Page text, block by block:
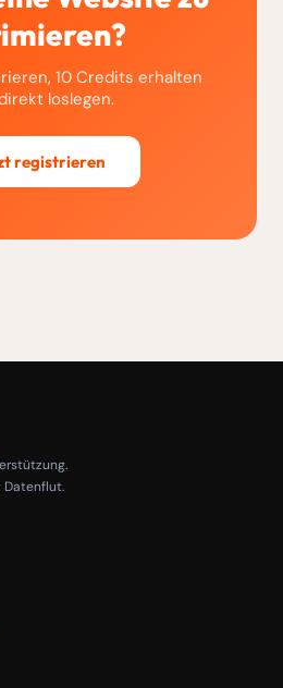
10 Credits erhalten
loslegen.
registrieren
Datenflut.